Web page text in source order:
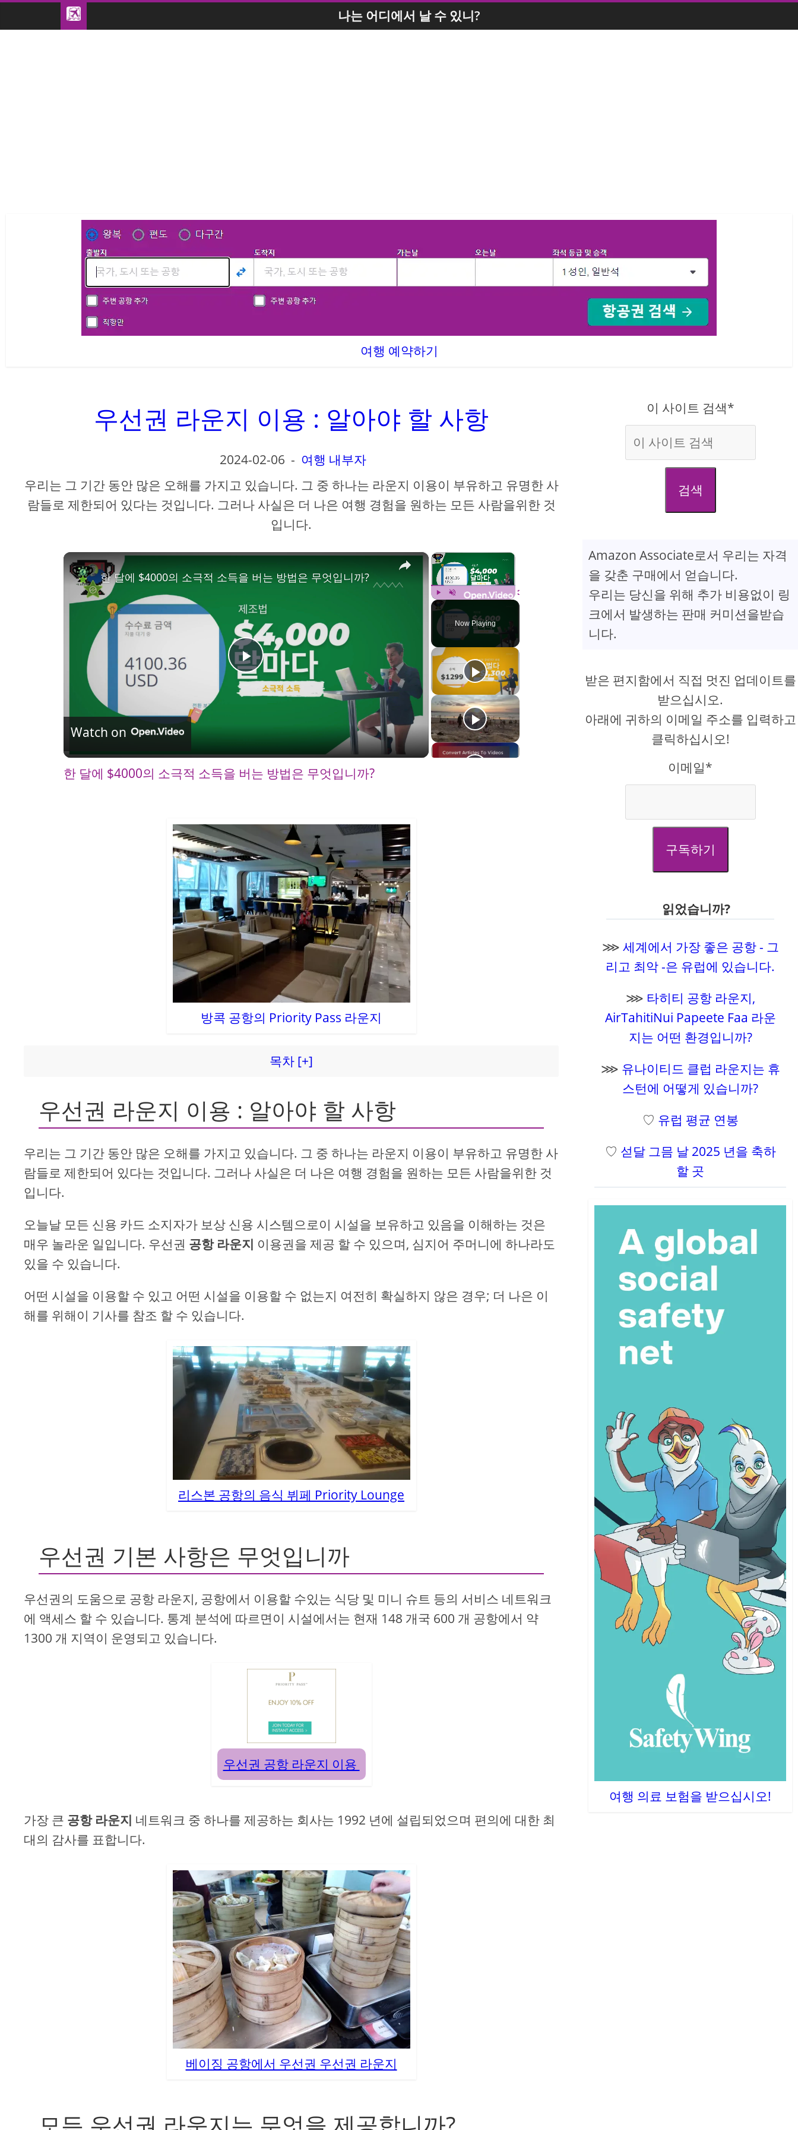
나는 어디에서 날 수 있니?
여행 예약하기
우선권 라운지 이용 : 알아야 할 사항
2024-02-06 - 여행 내부자
우리는 그 기간 동안 많은 오해를 가지고 있습니다. 그 중 하나는 라운지 이용이 부유하고 유명한 사
람들로 제한되어 있다는 것입니다. 그러나 사실은 더 나은 여행 경험을 원하는 모든 사람을위한 것
입니다.
×
Play
Now Playing
×
P
a
y
i
d
e
o
한 달에 $4000의 소극적 소득을 버는 방법은 무엇입니까?
Watch on
한 달에 $4000의 소극적 소득을 버는 방법은 무엇입니까?
방콕 공항의 Priority Pass 라운지
목차 [+]
우선권 라운지 이용 : 알아야 할 사항
우리는 그 기간 동안 많은 오해를 가지고 있습니다. 그 중 하나는 라운지 이용이 부유하고 유명한 사
람들로 제한되어 있다는 것입니다. 그러나 사실은 더 나은 여행 경험을 원하는 모든 사람을위한 것
입니다.
오늘날 모든 신용 카드 소지자가 보상 신용 시스템으로이 시설을 보유하고 있음을 이해하는 것은
매우 놀라운 일입니다. 우선권 공항 라운지 이용권을 제공 할 수 있으며, 심지어 주머니에 하나라도
있을 수 있습니다.
어떤 시설을 이용할 수 있고 어떤 시설을 이용할 수 없는지 여전히 확실하지 않은 경우; 더 나은 이
해를 위해이 기사를 참조 할 수 있습니다.
리스본 공항의 음식 뷔페 Priority Lounge
우선권 기본 사항은 무엇입니까
우선권의 도움으로 공항 라운지, 공항에서 이용할 수있는 식당 및 미니 슈트 등의 서비스 네트워크
에 액세스 할 수 있습니다. 통계 분석에 따르면이 시설에서는 현재 148 개국 600 개 공항에서 약
1300 개 지역이 운영되고 있습니다.
우선권 공항 라운지 이용
가장 큰 공항 라운지 네트워크 중 하나를 제공하는 회사는 1992 년에 설립되었으며 편의에 대한 최
대의 감사를 표합니다.
베이징 공항에서 우선권 우선권 라운지
이 사이트 검색*
검색
Amazon Associate로서 우리는 자격
을 갖춘 구매에서 얻습니다.
우리는 당신을 위해 추가 비용없이 링
크에서 발생하는 판매 커미션을받습
니다.
받은 편지함에서 직접 멋진 업데이트를
받으십시오.
아래에 귀하의 이메일 주소를 입력하고
클릭하십시오!
이메일*
구독하기
읽었습니까?
⋙ 세계에서 가장 좋은 공항 - 그
리고 최악 -은 유럽에 있습니다.
⋙ 타히티 공항 라운지,
AirTahitiNui Papeete Faa 라운
지는 어떤 환경입니까?
⋙ 유나이티드 클럽 라운지는 휴
스턴에 어떻게 있습니까?
♡ 유럽 ​​평균 연봉
♡ 섣달 그믐 날 2025 년을 축하
할 곳
여행 의료 보험을 받으십시오!